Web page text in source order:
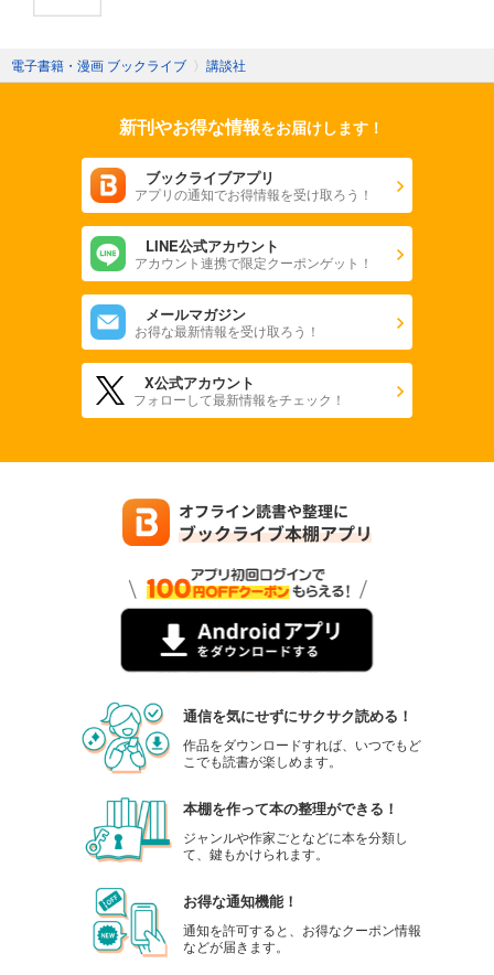
電子書籍・漫画 ブックライブ 〉 講談社
新刊やお得な情報をお届けします！
ブックライブアプリ
アプリの通知でお得情報を受け取ろう！
LINE公式アカウント
アカウント連携で限定クーポンゲット！
メールマガジン
お得な最新情報を受け取ろう！
X公式アカウント
フォローして最新情報をチェック！
通信を気にせずにサクサク読める！
作品をダウンロードすれば、いつでもど
こでも読書が楽しめます。
本棚を作って本の整理ができる！
ジャンルや作家ごとなどに本を分類し
て、鍵もかけられます。
お得な通知機能！
通知を許可すると、お得なクーポン情報
などが届きます。